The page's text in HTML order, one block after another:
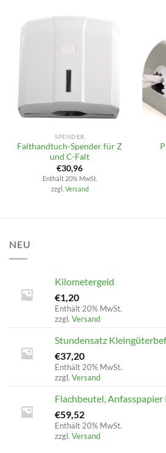
SPENDER
Falthandtuch-Spender für Z
und C-Falt
€30,96
Enthält 20% MwSt.
zzgl. Versand
NEU
Kilometergeld
€1,20
Enthält 20% MwSt.
zzgl. Versand
Stundensatz
€37,20
Enthält 20% MwSt.
zzgl. Versand
Flachbeutel,
€59,52
Enthält 20% MwSt.
zzgl. Versand